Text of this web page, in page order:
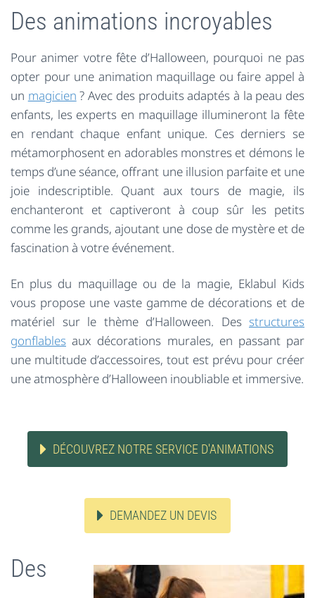
Des animations incroyables
Pour animer votre fête d’Halloween, pourquoi ne pas
opter pour une animation maquillage ou faire appel à
un magicien ? Avec des produits adaptés à la peau des
enfants, les experts en maquillage illumineront la fête
en rendant chaque enfant unique. Ces derniers se
métamorphosent en adorables monstres et démons le
temps d’une séance, offrant une illusion parfaite et une
joie indescriptible. Quant aux tours de magie, ils
enchanteront et captiveront à coup sûr les petits
comme les grands, ajoutant une dose de mystère et de
fascination à votre événement.
En plus du maquillage ou de la magie, Eklabul Kids
vous propose une vaste gamme de décorations et de
matériel sur le thème d’Halloween. Des structures
gonflables aux décorations murales, en passant par
une multitude d’accessoires, tout est prévu pour créer
une atmosphère d’Halloween inoubliable et immersive.
DÉCOUVREZ NOTRE SERVICE D'ANIMATIONS
DEMANDEZ UN DEVIS
Des